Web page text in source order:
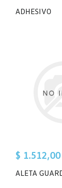
ADHESIVO
$ 1.512,00
ALETA